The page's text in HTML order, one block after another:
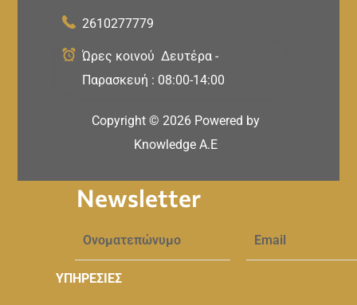
2610277779
Ώρες κοινού Δευτέρα -
Παρασκευή : 08:00-14:00
Copyright © 2026 Powered by
Knowledge A.E
Newsletter
ΥΠΗΡΕΣΙΕΣ